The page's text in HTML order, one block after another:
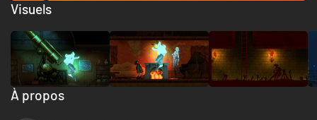
À propos
Visuels